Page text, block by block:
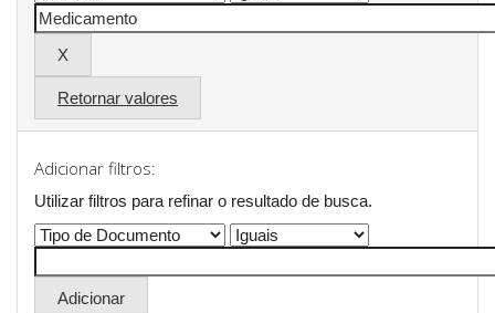
Retornar valores
Adicionar filtros:
Utilizar filtros para refinar o resultado de busca.